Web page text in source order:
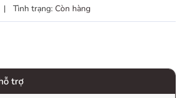
| Tình trạng: Còn hàng
trợ